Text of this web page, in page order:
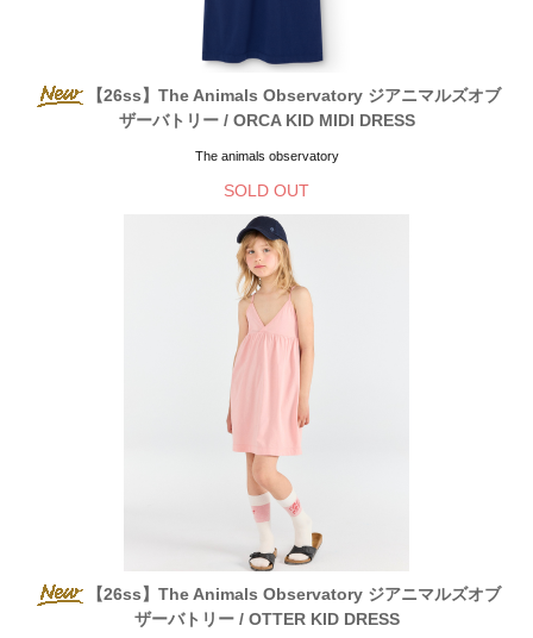
【26ss】The Animals Observatory ジアニマルズオブ
ザーバトリー / ORCA KID MIDI DRESS
The animals observatory
SOLD OUT
【26ss】The Animals Observatory ジアニマルズオブ
ザーバトリー / OTTER KID DRESS